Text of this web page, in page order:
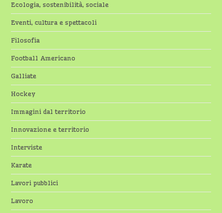
Ecologia, sostenibilità, sociale
Eventi, cultura e spettacoli
Filosofia
Football Americano
Galliate
Hockey
Immagini dal territorio
Innovazione e territorio
Interviste
Karate
Lavori pubblici
Lavoro